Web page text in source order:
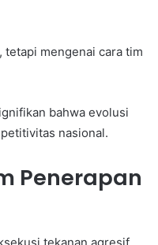
tetapi mengenai cara tim
bahwa evolusi
nasional.
Penerapan